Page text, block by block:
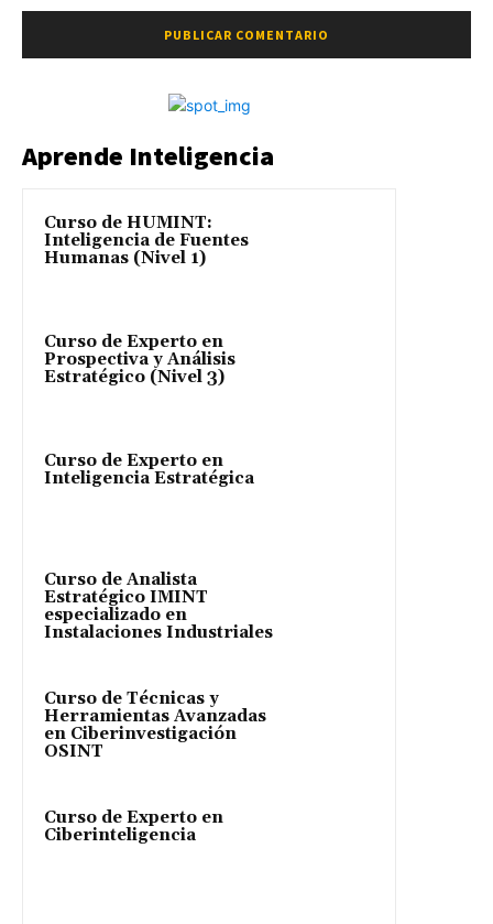
Aprende Inteligencia
Curso de HUMINT:
Inteligencia de Fuentes
Humanas (Nivel 1)
Curso de Experto en
Prospectiva y Análisis
Estratégico (Nivel 3)
Curso de Experto en
Inteligencia Estratégica
Curso de Analista
Estratégico IMINT
especializado en
Instalaciones Industriales
Curso de Técnicas y
Herramientas Avanzadas
en Ciberinvestigación
OSINT
Curso de Experto en
Ciberinteligencia